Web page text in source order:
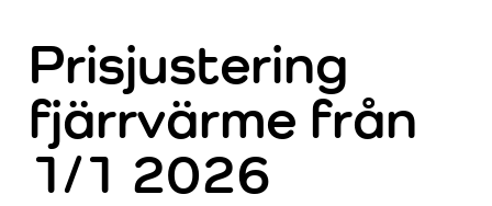
Prisjustering
fjärrvärme från
1/1 2026